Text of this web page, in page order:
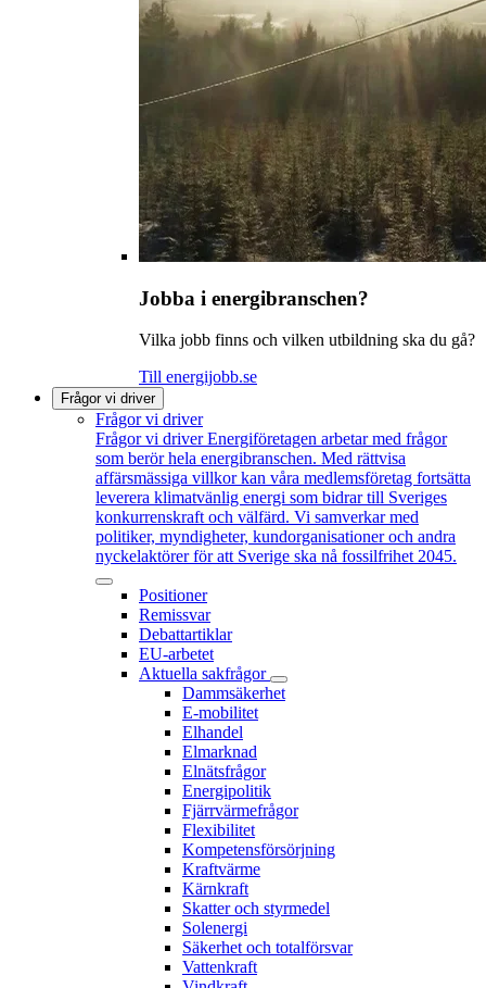
Jobba i energibranschen?
Vilka jobb finns och vilken utbildning ska du gå?
Till energijobb.se
Frågor vi driver
Frågor vi driver
Frågor vi driver Energiföretagen arbetar med frågor
som berör hela energibranschen. Med rättvisa
affärsmässiga villkor kan våra medlemsföretag fortsätta
leverera klimatvänlig energi som bidrar till Sveriges
konkurrenskraft och välfärd. Vi samverkar med
politiker, myndigheter, kundorganisationer och andra
nyckelaktörer för att Sverige ska nå fossilfrihet 2045.
Positioner
Remissvar
Debattartiklar
EU-arbetet
Aktuella sakfrågor
Dammsäkerhet
E-mobilitet
Elhandel
Elmarknad
Elnätsfrågor
Energipolitik
Fjärrvärmefrågor
Flexibilitet
Kompetensförsörjning
Kraftvärme
Kärnkraft
Skatter och styrmedel
Solenergi
Säkerhet och totalförsvar
Vattenkraft